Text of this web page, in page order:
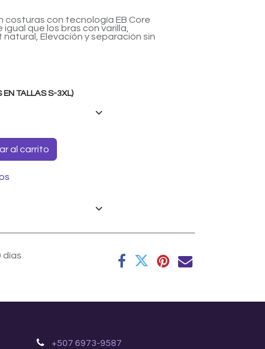
costuras con tecnología EB Core
que los bras con varilla,
Elevación y separación sin
TALLAS S-3XL)
al carrito
días
+507 6973-9587